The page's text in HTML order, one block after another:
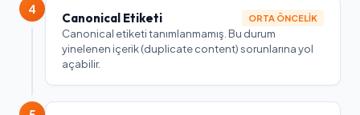
4
Canonical Etiketi ORTA ÖNCELIK
Canonical etiketi tanımlanmamış. Bu durum
yinelenen içerik (duplicate content) sorunlarına yol
açabilir.